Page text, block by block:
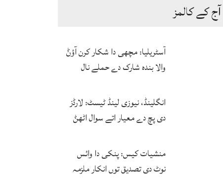
آج کے کالمز
آسٹریلیا: مچھی دا شکار کرن آؤݨ
والا بندہ شارک دے حملے نال
انگلینڈ، نیوزی لینڈ ٹیسٹ: لارڈز
دی پچ دے معیار اتے سوال اٹھݨ
منشیات کیس: پنکی دا وائس
نوٹ دی تصدیق توں انکار ملزمہ